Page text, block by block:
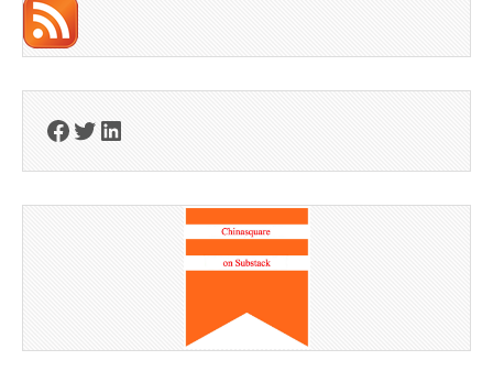
Facebook
Twitter
LinkedIn